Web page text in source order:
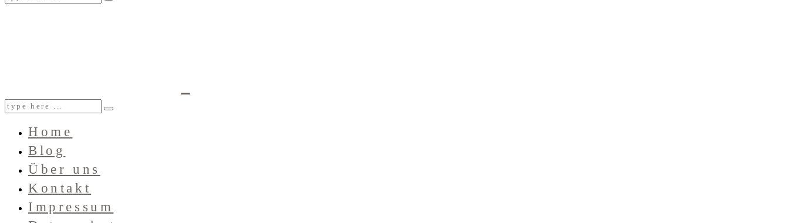
Home
Blog
Über uns
Kontakt
Impressum